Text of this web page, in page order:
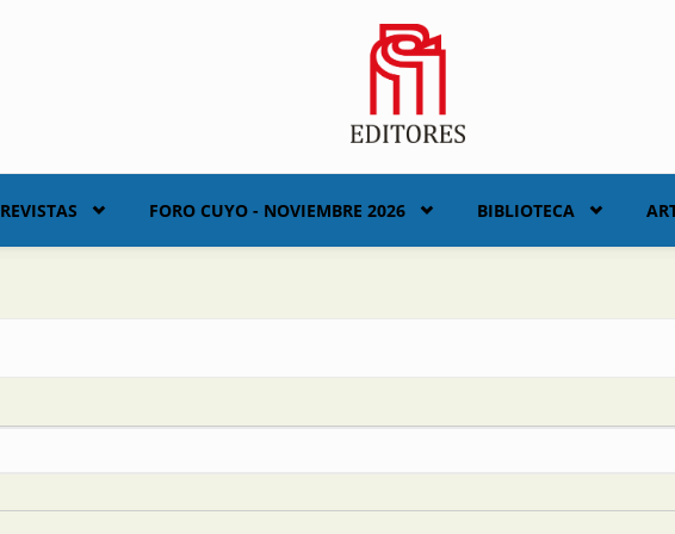
REVISTAS FORO CUYO - NOVIEMBRE 2026 BIBLIOTECA